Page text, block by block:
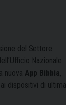
del Settore
Nazionale
nuova App Bibbia,
dispositivi di ultima